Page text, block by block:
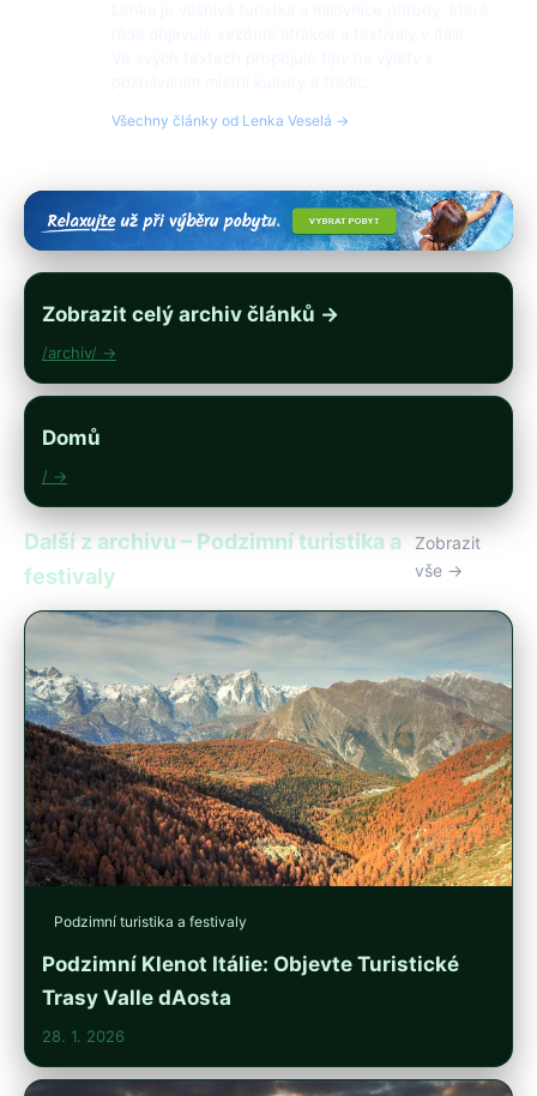
Všechny články od Lenka Veselá →
Zobrazit celý archiv článků →
/archiv/ →
Domů
/ →
Další z archivu – Podzimní turistika a
festivaly
Zobrazit
vše →
Podzimní turistika a festivaly
Podzimní Klenot Itálie: Objevte Turistické
Trasy Valle dAosta
28. 1. 2026